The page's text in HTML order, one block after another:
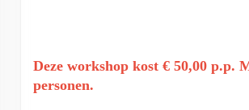
Deze workshop kost € 50,00 p.p.
personen.